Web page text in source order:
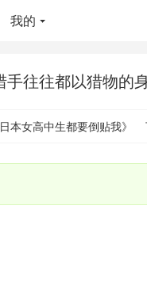
我的
手往往都以猎物的
本女高中生都要倒贴我》